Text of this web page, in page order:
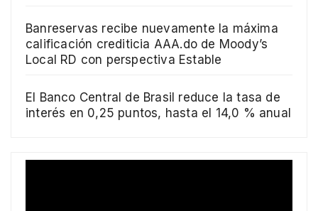
Banreservas recibe nuevamente la máxima
calificación crediticia AAA.do de Moody’s
Local RD con perspectiva Estable
El Banco Central de Brasil reduce la tasa de
interés en 0,25 puntos, hasta el 14,0 % anual